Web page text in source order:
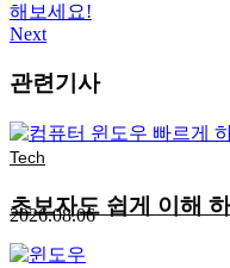
해보세요!
Next
관련기사
Tech
초보자도 쉽게 이해
2026.08.06